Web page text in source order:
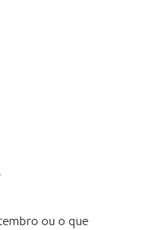
ou o que